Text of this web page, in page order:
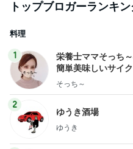
トップブロガーランキ
料理
1
栄養士ママそっち
簡単美味しいサイ
献立
そっち～
2
ゆうき酒場
ゆうき